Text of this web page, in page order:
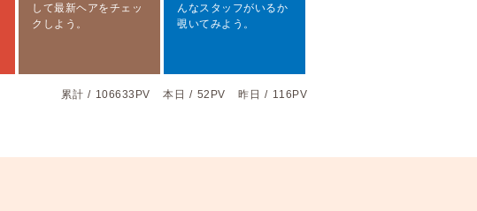
して最新ヘアをチェッ
クしよう。
んなスタッフがいるか
覗いてみよう。
累計 / 106633PV 本日 / 52PV 昨日 / 116PV